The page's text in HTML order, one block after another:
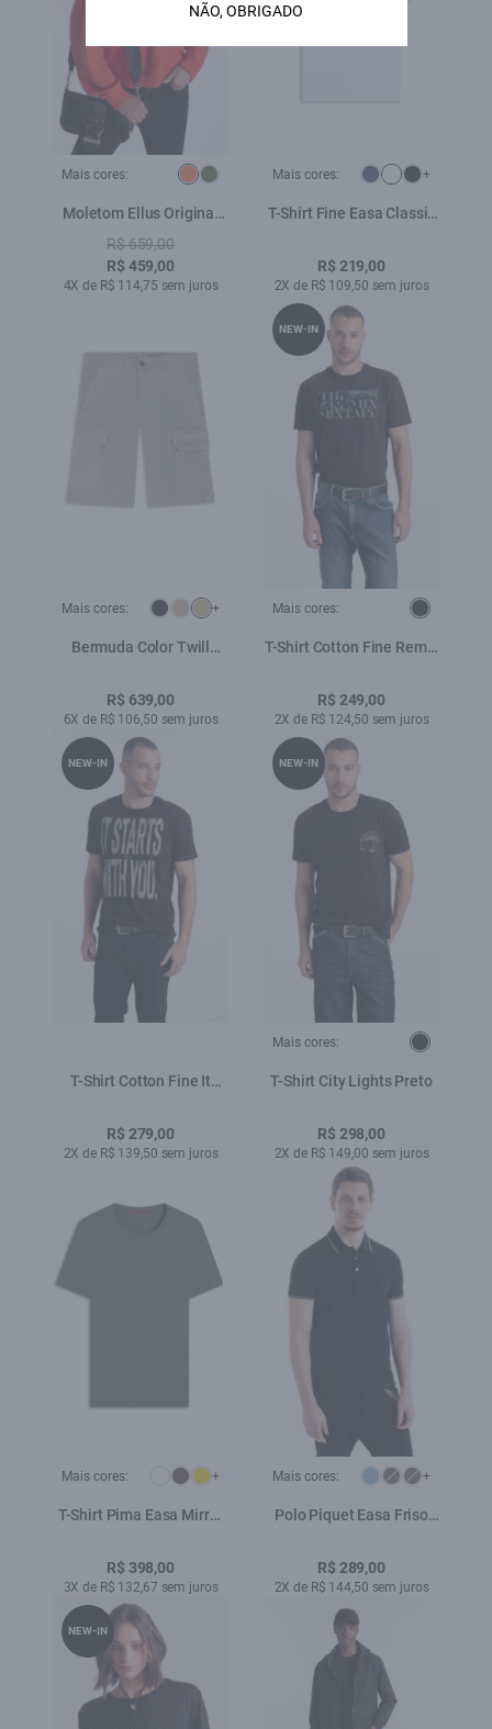
Mais cores:
Moletom Ellus Original
Abobora
R$ 659,00
R$ 459,00
4X de R$ 114,75 sem juros
Mais cores: +
T-Shirt Fine Easa Classic
R$ 219,00
2X de R$ 109,50 sem juros
Mais cores: +
Bermuda Color Twill
R$ 639,00
6X de R$ 106,50 sem juros
Mais cores:
T-Shirt Cotton Fine Remix
R$ 249,00
2X de R$ 124,50 sem juros
NEW-IN
T-Shirt Cotton Fine It
Preto
R$ 279,00
2X de R$ 139,50 sem juros
NEW-IN
Mais cores:
T-Shirt City Lights Preto
R$ 298,00
2X de R$ 149,00 sem juros
NEW-IN
Mais cores: +
T-Shirt Pima Easa Mirror
R$ 398,00
3X de R$ 132,67 sem juros
Mais cores: +
Polo Piquet Easa Friso
R$ 289,00
2X de R$ 144,50 sem juros
NEW-IN
NÃO, OBRIGADO